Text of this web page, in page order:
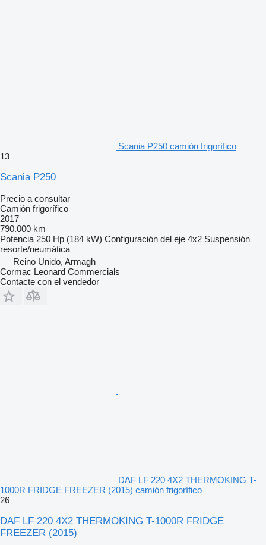
Scania P250 camión frigorífico
13
Scania P250
Precio a consultar
Camión frigorífico
2017
790.000 km
Potencia 250 Hp (184 kW) Configuración del eje 4x2 Suspensión
resorte/neumática
Reino Unido, Armagh
Cormac Leonard Commercials
Contacte con el vendedor
DAF LF 220 4X2 THERMOKING T-
1000R FRIDGE FREEZER (2015) camión frigorífico
26
DAF LF 220 4X2 THERMOKING T-1000R FRIDGE
FREEZER (2015)